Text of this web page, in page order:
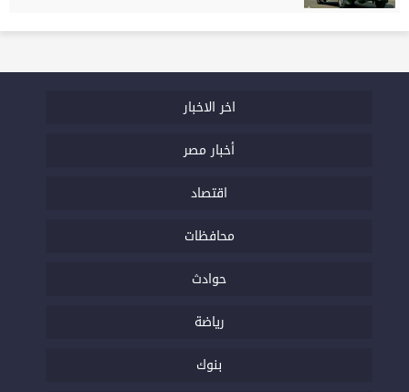
اخر الاخبار
أخبار مصر
اقتصاد
محافظات
حوادث
رياضة
بنوك